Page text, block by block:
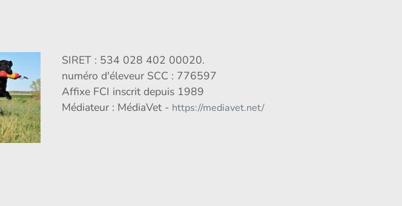
SIRET : 534 028 402 00020.
numéro d'éleveur SCC : 776597
Affixe FCI inscrit depuis 1989
Médiateur : MédiaVet - https://mediavet.net/